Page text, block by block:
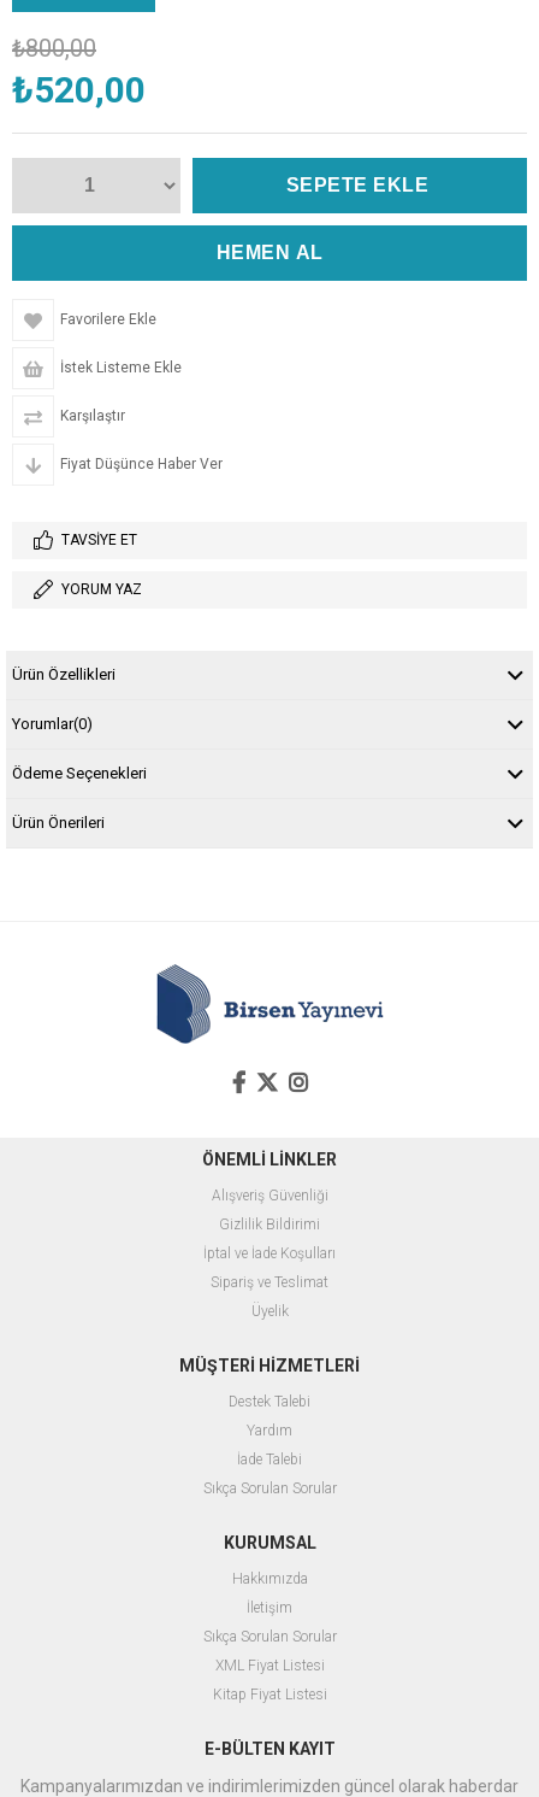
₺800,00
₺520,00
Favorilere Ekle
İstek Listeme Ekle
Karşılaştır
Fiyat Düşünce Haber Ver
TAVSIYE ET
YORUM YAZ
Ürün Özellikleri
Yorumlar(0)
Ödeme Seçenekleri
Ürün Önerileri
ÖNEMLİ LİNKLER
Alışveriş Güvenliği
Gizlilik Bildirimi
İptal ve İade Koşulları
Sipariş ve Teslimat
Üyelik
MÜŞTERİ HİZMETLERİ
Destek Talebi
Yardım
İade Talebi
Sıkça Sorulan Sorular
KURUMSAL
Hakkımızda
İletişim
Sıkça Sorulan Sorular
XML Fiyat Listesi
Kitap Fiyat Listesi
E-BÜLTEN KAYIT
Kampanyalarımızdan ve indirimlerimizden güncel olarak haberdar